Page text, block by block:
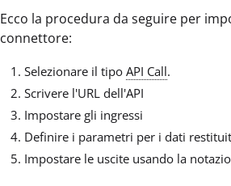
Ecco la procedura da seguire per
connettore:
Selezionare il tipo API Call.
Scrivere l'URL dell'API
Impostare gli ingressi
Definire i parametri per i dati
Impostare le uscite usando la